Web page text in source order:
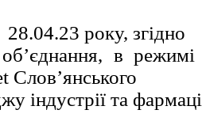
28.04.23 року, згідно
в
Слов’янського
індустрії та